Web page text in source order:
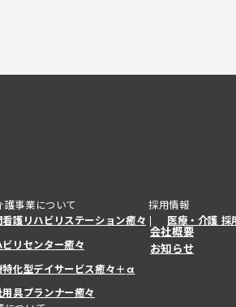
護事業について
看護リハビリステーション癒々
ビリセンター癒々
化型デイサービス癒々＋α
特化型デイサービス癒々＋
具プランナー癒々
採用情報
医療・介護 採
会社概要
お知らせ